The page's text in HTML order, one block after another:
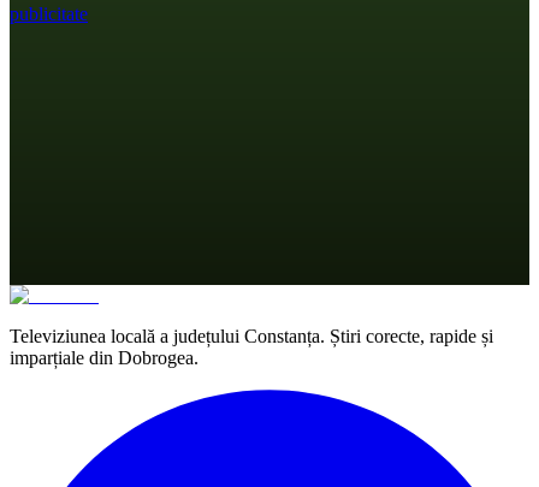
publicitate
Televiziunea locală a județului Constanța. Știri corecte, rapide și
imparțiale din Dobrogea.